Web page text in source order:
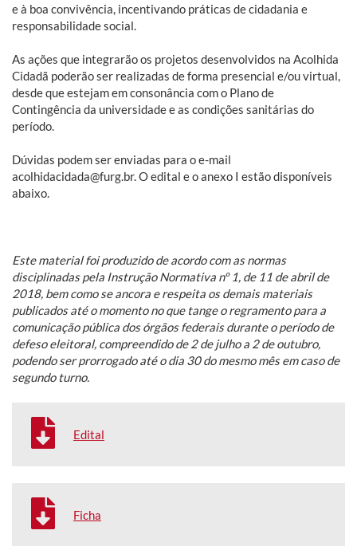
e à boa convivência, incentivando práticas de cidadania e
responsabilidade social.
As ações que integrarão os projetos desenvolvidos na Acolhida
Cidadã poderão ser realizadas de forma presencial e/ou virtual,
desde que estejam em consonância com o Plano de
Contingência da universidade e as condições sanitárias do
período.
Dúvidas podem ser enviadas para o e-mail
acolhidacidada@furg.br. O edital e o anexo I estão disponíveis
abaixo.
Este material foi produzido de acordo com as normas
disciplinadas pela Instrução Normativa nº 1, de 11 de abril de
2018, bem como se ancora e respeita os demais materiais
publicados até o momento no que tange o regramento para a
comunicação pública dos órgãos federais durante o período de
defeso eleitoral, compreendido de 2 de julho a 2 de outubro,
podendo ser prorrogado até o dia 30 do mesmo mês em caso de
segundo turno.
Edital
Ficha